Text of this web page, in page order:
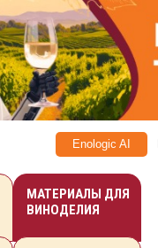
Enologic AI
МАТЕРИАЛЫ ДЛЯ
ВИНОДЕЛИЯ